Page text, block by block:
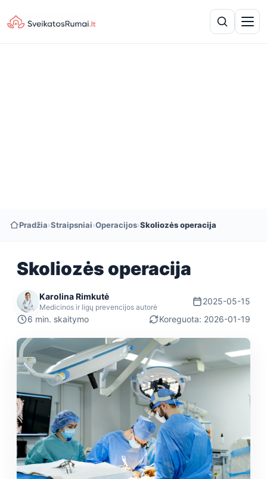
Pradžia›Straipsniai›Operacijos›Skoliozės operacija
Skoliozės operacija
Karolina Rimkutė
Medicinos ir ligų prevencijos autorė
2025-05-15
6 min. skaitymo
Koreguota: 2026-01-19